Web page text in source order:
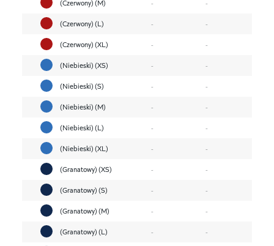
(Czerwony) (M) -
-
(Czerwony) (L)
-
-
(Czerwony) (XL)
-
-
(Niebieski) (XS)
-
-
(Niebieski) (S)
-
-
(Niebieski) (M)
-
-
(Niebieski) (L)
-
-
(Niebieski) (XL)
-
-
(Granatowy) (XS)
-
-
(Granatowy) (S)
-
-
(Granatowy) (M)
-
-
(Granatowy) (L)
-
-